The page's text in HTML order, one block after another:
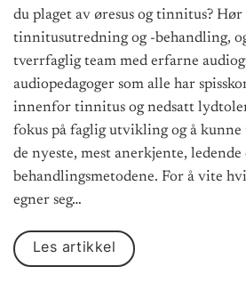
du plaget av øresus og tinnitus? Hør
tinnitusutredning og -behandling,
tverrfaglig team med erfarne
audiopedagoger som alle har
innenfor tinnitus og nedsatt
fokus på faglig utvikling og å
de nyeste, mest anerkjente,
behandlingsmetodene. For å vite
egner seg…
Les artikkel